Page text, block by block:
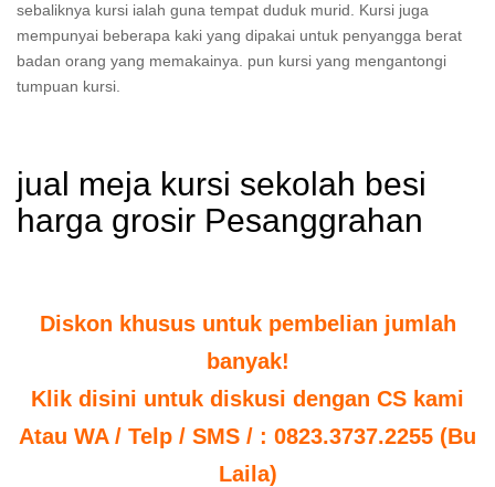
sebaliknya kursi ialah guna tempat duduk murid. Kursi juga
mempunyai beberapa kaki yang dipakai untuk penyangga berat
badan orang yang memakainya. pun kursi yang mengantongi
tumpuan kursi.
jual meja kursi sekolah besi
harga grosir Pesanggrahan
Diskon khusus untuk pembelian jumlah
banyak!
Klik disini untuk diskusi dengan CS kami
Atau WA / Telp / SMS / : 0823.3737.2255 (Bu
Laila)